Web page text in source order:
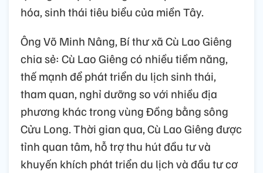
hóa, sinh thái tiêu biểu của miền Tây.
Ông Võ Minh Nâng, Bí thư xã Cù Lao Giêng
chia sẻ: Cù Lao Giêng có nhiều tiềm năng,
thế mạnh để phát triển du lịch sinh thái,
tham quan, nghỉ dưỡng so với nhiều địa
phương khác trong vùng Đồng bằng sông
Cửu Long. Thời gian qua, Cù Lao Giêng được
tỉnh quan tâm, hỗ trợ thu hút đầu tư và
khuyến khích phát triển du lịch và đầu tư cơ